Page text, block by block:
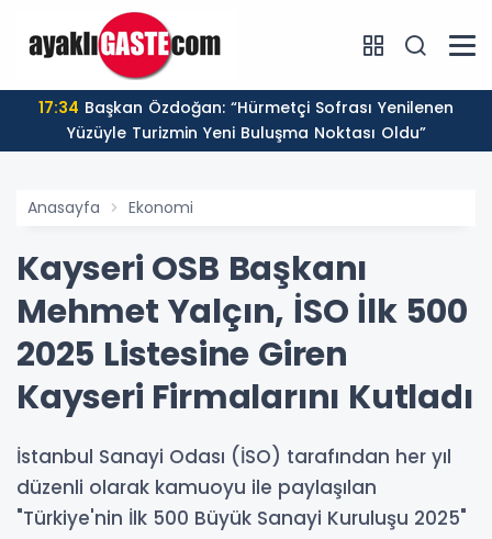
17:34
Yüzüyle Turizmin Yeni Buluşma Noktası Oldu”
Anasayfa Ekonomi
Kayseri OSB Başkanı
Mehmet Yalçın, İSO İlk 500
2025 Listesine Giren
Kayseri Firmalarını Kutladı
İstanbul Sanayi Odası (İSO) tarafından her yıl
düzenli olarak kamuoyu ile paylaşılan
"Türkiye'nin İlk 500 Büyük Sanayi Kuruluşu 2025"